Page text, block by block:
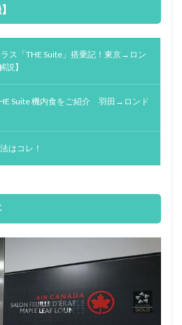
ス「THE Suite」搭乗記！東京→ロン
説】
Suite 機内食をご紹介 羽田→ロンド
はコレ！